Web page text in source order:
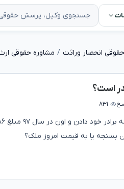
انحصار وراثت مشاوره حقوقی
است؟
۸۳۱